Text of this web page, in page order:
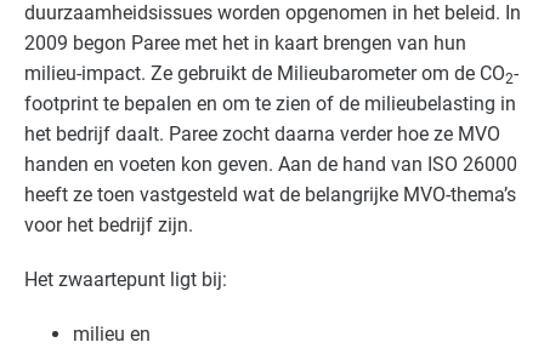
duurzaamheidsissues worden opgenomen in het beleid. In
2009 begon Paree met het in kaart brengen van hun
milieu-impact. Ze gebruikt de Milieubarometer om de CO2-
footprint te bepalen en om te zien of de milieubelasting in
het bedrijf daalt. Paree zocht daarna verder hoe ze MVO
handen en voeten kon geven. Aan de hand van ISO 26000
heeft ze toen vastgesteld wat de belangrijke MVO-thema’s
voor het bedrijf zijn.
Het zwaartepunt ligt bij:
milieu en